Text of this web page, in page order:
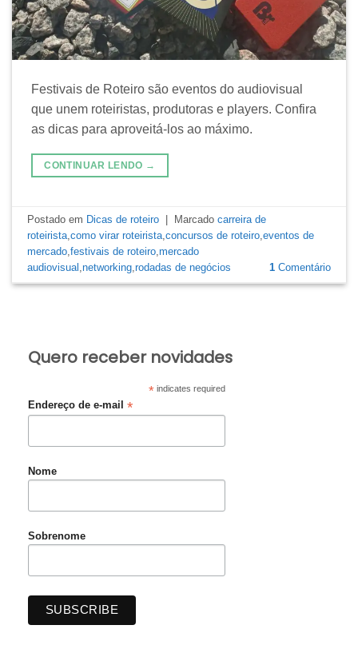
Festivais de Roteiro são eventos do audiovisual
que unem roteiristas, produtoras e players. Confira
as dicas para aproveitá-los ao máximo.
CONTINUAR LENDO →
Postado em Dicas de roteiro Marcadocarreira de
roteirista,como virar roteirista,concursos de roteiro,eventos de
mercado,festivais de roteiro,mercado
audiovisual ,networking,rodadas de negócios 1Comentário
Quero receber novidades
*indicates required
Endereço de e-mail *
Nome
Sobrenome